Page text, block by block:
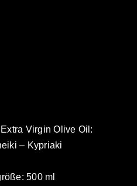
Virgin Olive Oil:
– Kypriaki
500 ml